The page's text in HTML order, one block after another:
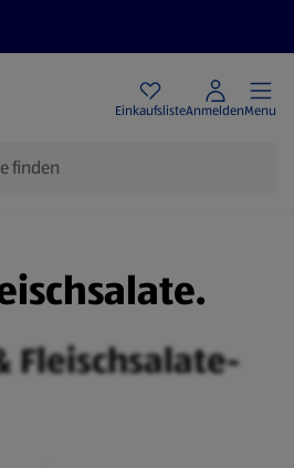
EinkaufslisteAnmeldenMenu
Fleischsalate-